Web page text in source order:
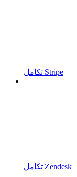
تكامل Stripe
تكامل Zendesk